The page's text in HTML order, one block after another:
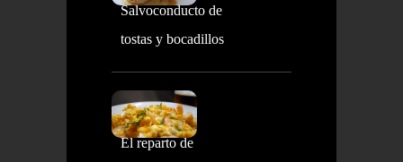
Salvoconducto de
tostas y bocadillos
El reparto de